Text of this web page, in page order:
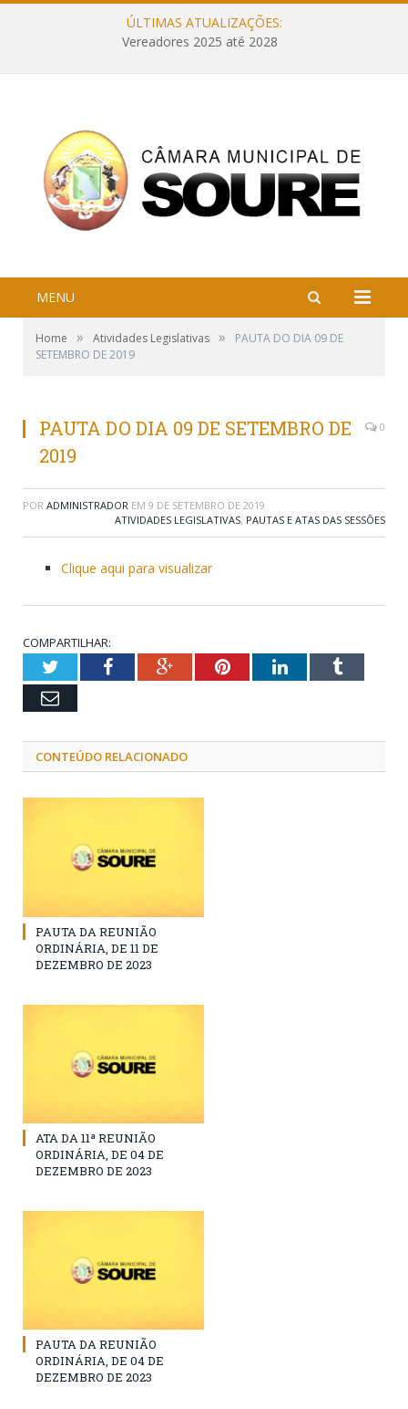
ÚLTIMAS ATUALIZAÇÕES:
Vereadores 2025 até 2028
MENU
Home » Atividades Legislativas »
PAUTA DO DIA 09 DE
SETEMBRO DE 2019
PAUTA DO DIA 09 DE SETEMBRO DE
2019
0
POR ADMINISTRADOR EM 9 DE SETEMBRO DE 2019
ATIVIDADES LEGISLATIVAS, PAUTAS E ATAS DAS SESSÕES
Clique aqui para visualizar
COMPARTILHAR:
TwitterFacebookGoogle+PinterestLinkedInTumblr
Email
CONTEÚDO RELACIONADO
PAUTA DA REUNIÃO
ORDINÁRIA, DE 11 DE
DEZEMBRO DE 2023
ATA DA 11ª REUNIÃO
ORDINÁRIA, DE 04 DE
DEZEMBRO DE 2023
PAUTA DA REUNIÃO
ORDINÁRIA, DE 04 DE
DEZEMBRO DE 2023